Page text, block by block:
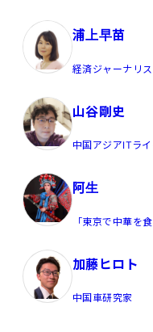
浦上早苗
経済ジャーナリ
山谷剛史
中国アジアITライ
阿生
「東京で中華を食
加藤ヒロト
中国車研究家